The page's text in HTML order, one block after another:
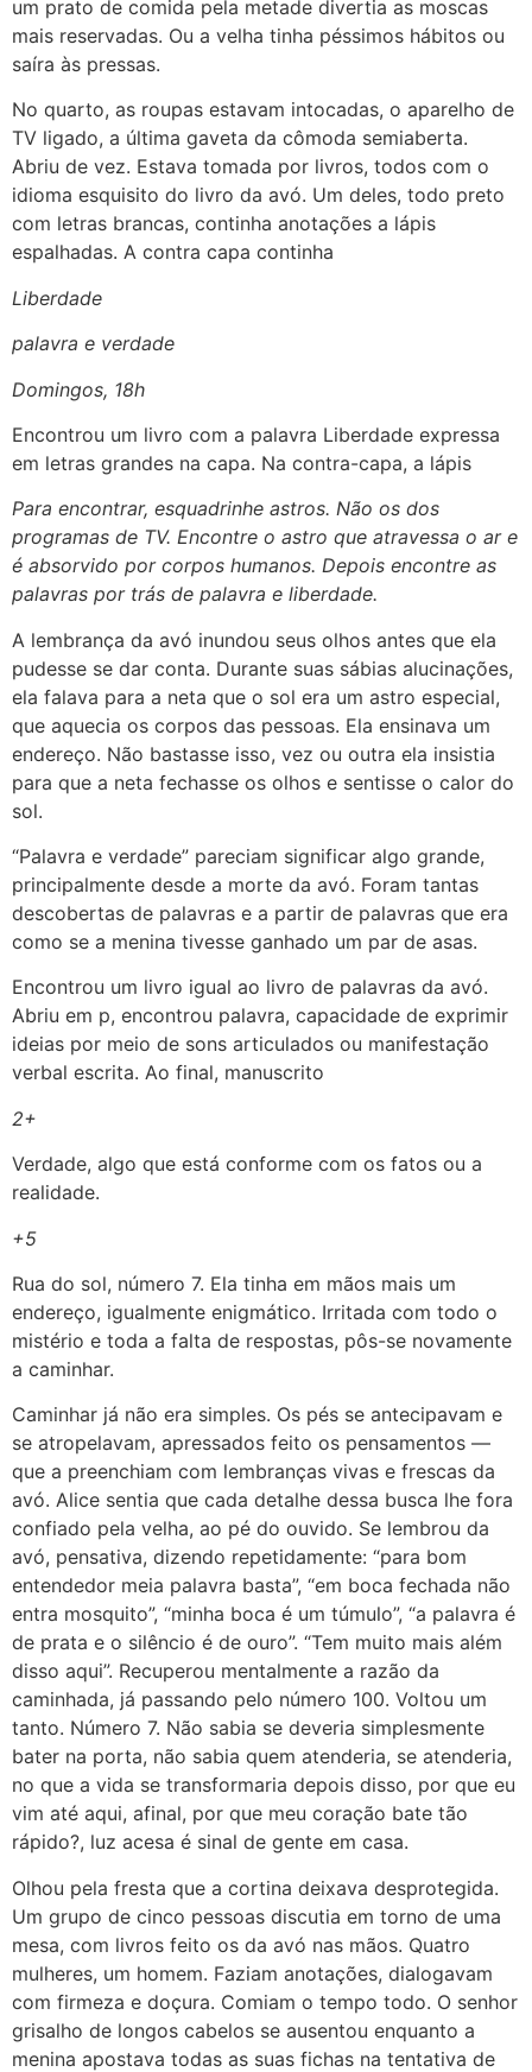
um prato de comida pela metade divertia as moscas
mais reservadas. Ou a velha tinha péssimos hábitos ou
saíra às pressas.
No quarto, as roupas estavam intocadas, o aparelho de
TV ligado, a última gaveta da cômoda semiaberta.
Abriu de vez. Estava tomada por livros, todos com o
idioma esquisito do livro da avó. Um deles, todo preto
com letras brancas, continha anotações a lápis
espalhadas. A contra capa continha
Liberdade
palavra e verdade
Domingos, 18h
Encontrou um livro com a palavra Liberdade expressa
em letras grandes na capa. Na contra-capa, a lápis
Para encontrar, esquadrinhe astros. Não os dos
programas de TV. Encontre o astro que atravessa o ar e
é absorvido por corpos humanos. Depois encontre as
palavras por trás de palavra e liberdade.
A lembrança da avó inundou seus olhos antes que ela
pudesse se dar conta. Durante suas sábias alucinações,
ela falava para a neta que o sol era um astro especial,
que aquecia os corpos das pessoas. Ela ensinava um
endereço. Não bastasse isso, vez ou outra ela insistia
para que a neta fechasse os olhos e sentisse o calor do
sol.
“Palavra e verdade” pareciam significar algo grande,
principalmente desde a morte da avó. Foram tantas
descobertas de palavras e a partir de palavras que era
como se a menina tivesse ganhado um par de asas.
Encontrou um livro igual ao livro de palavras da avó.
Abriu em p, encontrou palavra, capacidade de exprimir
ideias por meio de sons articulados ou manifestação
verbal escrita. Ao final, manuscrito
2+
Verdade, algo que está conforme com os fatos ou a
realidade.
+5
Rua do sol, número 7. Ela tinha em mãos mais um
endereço, igualmente enigmático. Irritada com todo o
mistério e toda a falta de respostas, pôs-se novamente
a caminhar.
Caminhar já não era simples. Os pés se antecipavam e
se atropelavam, apressados feito os pensamentos —
que a preenchiam com lembranças vivas e frescas da
avó. Alice sentia que cada detalhe dessa busca lhe fora
confiado pela velha, ao pé do ouvido. Se lembrou da
avó, pensativa, dizendo repetidamente: “para bom
entendedor meia palavra basta”, “em boca fechada não
entra mosquito”, “minha boca é um túmulo”, “a palavra é
de prata e o silêncio é de ouro”. “Tem muito mais além
disso aqui”. Recuperou mentalmente a razão da
caminhada, já passando pelo número 100. Voltou um
tanto. Número 7. Não sabia se deveria simplesmente
bater na porta, não sabia quem atenderia, se atenderia,
no que a vida se transformaria depois disso, por que eu
vim até aqui, afinal, por que meu coração bate tão
rápido?, luz acesa é sinal de gente em casa.
Olhou pela fresta que a cortina deixava desprotegida.
Um grupo de cinco pessoas discutia em torno de uma
mesa, com livros feito os da avó nas mãos. Quatro
mulheres, um homem. Faziam anotações, dialogavam
com firmeza e doçura. Comiam o tempo todo. O senhor
grisalho de longos cabelos se ausentou enquanto a
menina apostava todas as suas fichas na tentativa de